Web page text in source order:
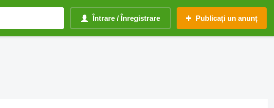
Întrare / Înregistrare Publicați un anunț